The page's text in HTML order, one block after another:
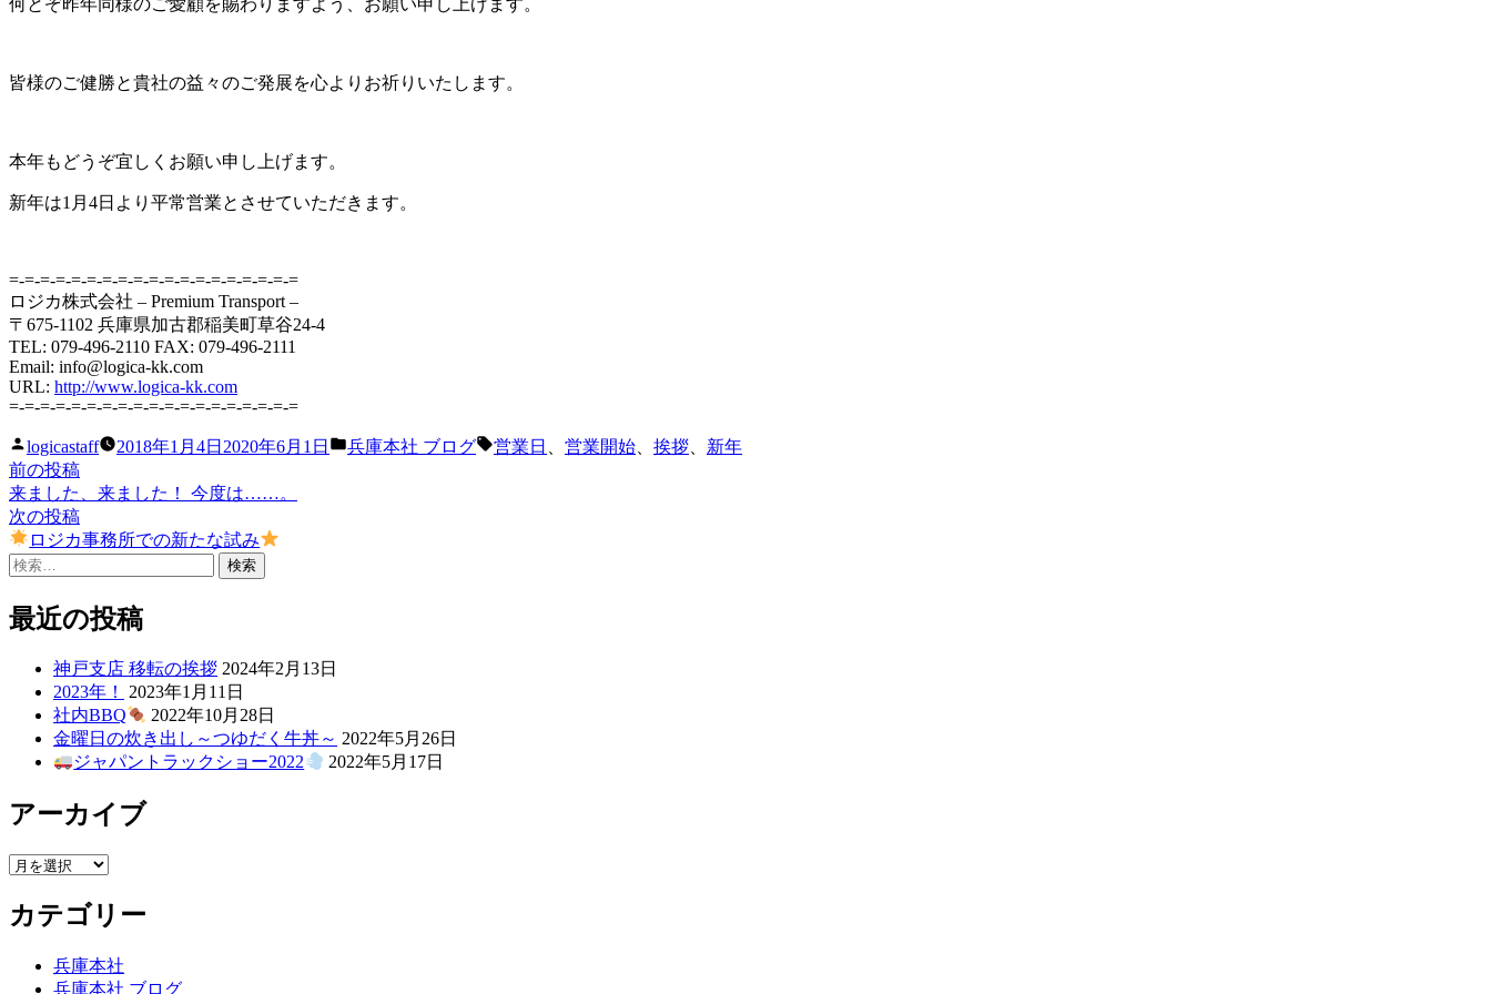
皆様のご健勝と貴社の益々のご発展を心よりお祈りいたします。
本年もどうぞ宜しくお願い申し上げます。
新年は1月4日より平常営業とさせていただきます。
=-=-=-=-=-=-=-=-=-=-=-=-=-=-=-=-=-=-=
ロジカ株式会社 – Premium Transport –
〒675-1102 兵庫県加古郡稲美町草谷24-4
TEL: 079-496-2110 FAX: 079-496-2111
Email: info@logica-kk.com
URL: http://www.logica-kk.com
=-=-=-=-=-=-=-=-=-=-=-=-=-=-=-=-=-=-=
投
稿
者:
logicastaff 2018年1月4日 2020年6月1日
カ
兵庫本社 ブログ
タ
営業日 営業開始 挨拶 新年
投
稿
ナ
ビ
ゲ
前の投稿前
投
稿:
来ました、来ました！ 今度は……。
次の投稿次
の
ロジカ事務所での新たな試み
検
最近の投稿
神戸支店 移転の挨拶 2024年2月13日
2023年！
2023年1月11日
社内BBQ
2022年10月28日
金曜日の炊き出し～つゆだく牛丼～ 2022年5月26日
ジャパントラックショー2022
2022年5月17日
アーカイブ
ア
カ
イ
カテゴリー
兵庫本社
兵庫本社 ブログ